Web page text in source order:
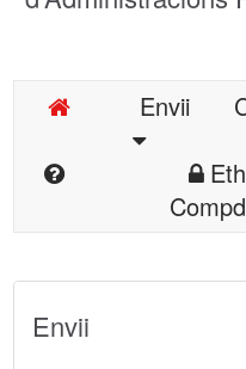
Envii
Envii